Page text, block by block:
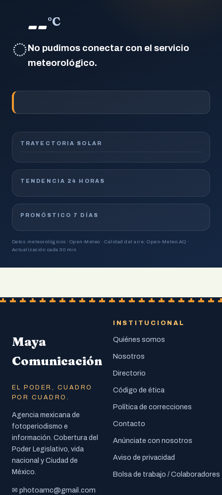
◌
--°C
No pudimos conectar con el servicio
meteorológico.
TRAYECTORIA SOLAR
TENDENCIA 24 HORAS
PRONÓSTICO 7 DÍAS
Datos meteorológicos: Open-Meteo · Calidad del aire: Open-Meteo AQ ·
Actualización cada 30 min
Maya
Comunicación
EL PODER, CUADRO
POR CUADRO.
Agencia mexicana de
fotoperiodismo e
información. Cobertura del
Poder Legislativo, vida
nacional y Ciudad de
México.
✉ photoamc@gmail.com
INSTITUCIONAL
Quiénes somos
Nosotros
Directorio
Código de ética
Política de correcciones
Contacto
Anúnciate con nosotros
Aviso de privacidad
Bolsa de trabajo / Colaboradores